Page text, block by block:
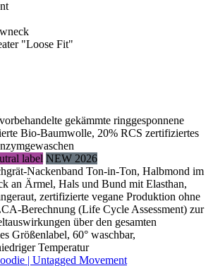
"Loose Fit"
gekämmte ringgesponnene
Bio-Baumwolle, 20% RCS zertifiziertes
label NEW 2026
Nackenband Ton-in-Ton, Halbmond im
an Ärmel, Hals und Bund mit Elasthan,
zertifizierte vegane Produktion ohne
Berechnung (Life Cycle Assessment) zur
über den gesamten
Größenlabel, 60° waschbar,
Temperatur
| Untagged Movement